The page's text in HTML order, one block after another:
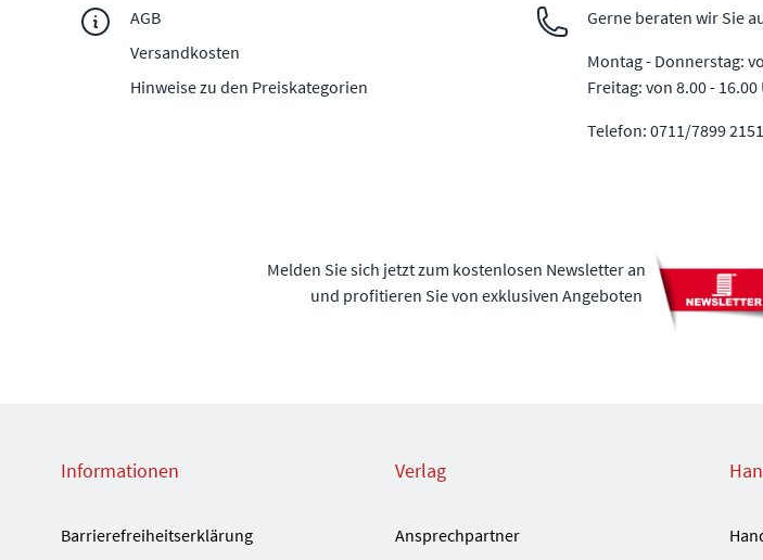
AGB
Versandkosten
Hinweise zu den Preiskategorien
Gerne beraten wir Sie
Montag - Donnerstag:
Freitag: von 8.00 - 16.00
Telefon: 0711/7899 2151
Melden Sie sich jetzt zum kostenlosen Newsletter an
und profitieren Sie von exklusiven Angeboten
Informationen
Barrierefreiheitserklärung
Verlag
Ansprechpartner